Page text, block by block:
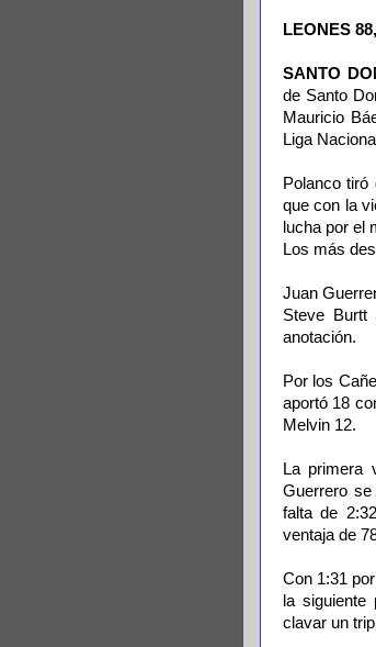
LEONES
SANTO
de Santo
Mauricio
Liga
Polanco
que con la
lucha por el
Los más
Juan
Steve Burtt
anotación.
Por los
aportó 18
Melvin 12.
La primera
Guerrero
falta de
ventaja de
Con 1:31
la
clavar un